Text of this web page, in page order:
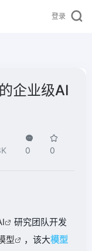
登录
企业级AI
0 0
研究团队开发
型 ，该大模型